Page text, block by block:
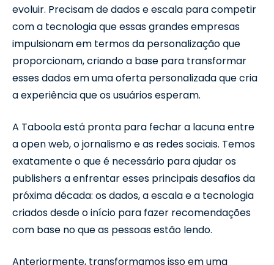
evoluir. Precisam de dados e escala para competir
com a tecnologia que essas grandes empresas
impulsionam em termos da personalização que
proporcionam, criando a base para transformar
esses dados em uma oferta personalizada que cria
a experiência que os usuários esperam.
A Taboola está pronta para fechar a lacuna entre
a open web, o jornalismo e as redes sociais. Temos
exatamente o que é necessário para ajudar os
publishers a enfrentar esses principais desafios da
próxima década: os dados, a escala e a tecnologia
criados desde o início para fazer recomendações
com base no que as pessoas estão lendo.
Anteriormente, transformamos isso em uma